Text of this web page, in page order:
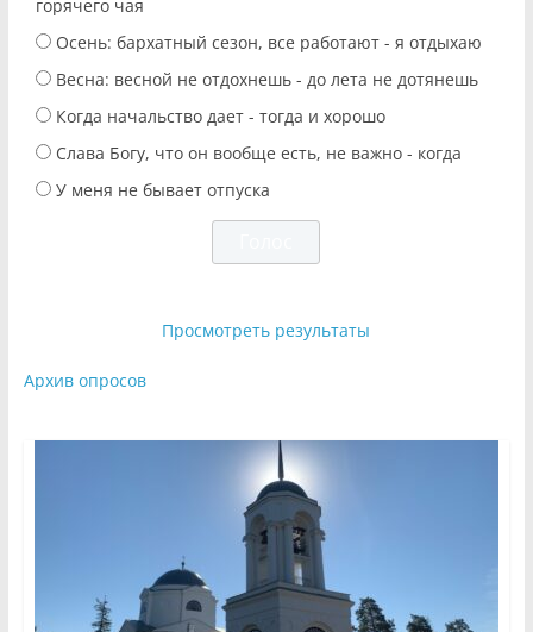
горячего чая
Осень: бархатный сезон, все работают - я отдыхаю
Весна: весной не отдохнешь - до лета не дотянешь
Когда начальство дает - тогда и хорошо
Слава Богу, что он вообще есть, не важно - когда
У меня не бывает отпуска
Просмотреть результаты
Архив опросов